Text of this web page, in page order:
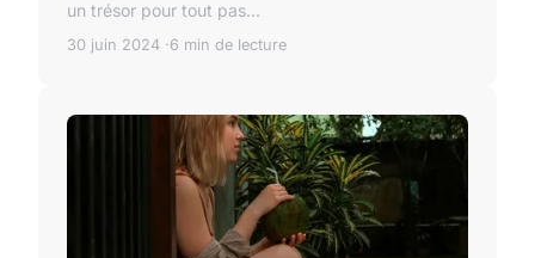
un trésor pour tout pas...
30 juin 2024 6 min de lecture